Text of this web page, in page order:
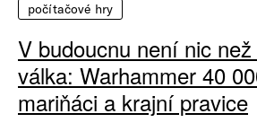
počítačové hry
V budoucnu není nic
válka: Warhammer 40
mariňáci a krajní pravice